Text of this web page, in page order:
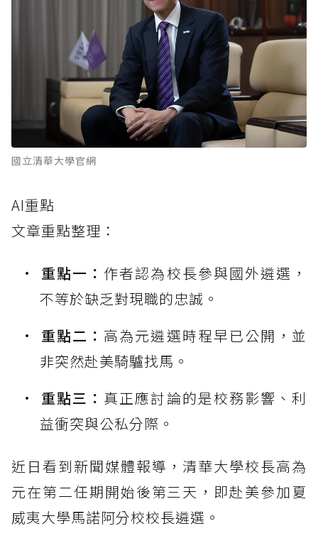
國立清華大學官網
AI重點
文章重點整理：
重點一： 作者認為校長參與國外遴選，
不等於缺乏對現職的忠誠。
重點二： 高為元遴選時程早已公開，並
非突然赴美騎驢找馬。
重點三： 真正應討論的是校務影響、利
益衝突與公私分際。
近日看到新聞媒體報導，清華大學校長高為
元在第二任期開始後第三天，即赴美參加夏
威夷大學馬諾阿分校校長遴選。